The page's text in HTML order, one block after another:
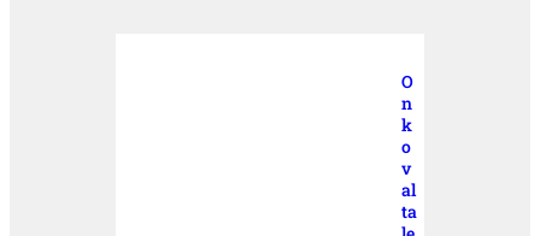
O
n
k
o
v
al
ta